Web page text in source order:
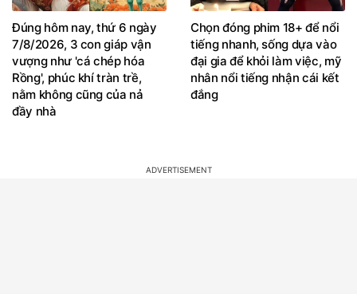
Đúng hôm nay, thứ 6 ngày
7/8/2026, 3 con giáp vận
vượng như 'cá chép hóa
Rồng', phúc khí tràn trề,
nằm không cũng của nả
đầy nhà
Chọn đóng phim 18+ để nổi
tiếng nhanh, sống dựa vào
đại gia để khỏi làm việc, mỹ
nhân nổi tiếng nhận cái kết
đắng